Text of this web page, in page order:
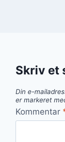
Skriv et
Din e-
er markeret
Kommentar